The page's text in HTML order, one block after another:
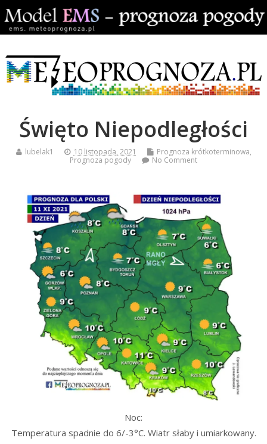
Święto Niepodległości
lubelak1 10 listopada, 2021 Prognoza krótkoterminowa,
Prognoza pogody
No Comment
Noc:
Temperatura spadnie do 6/-3°C. Wiatr słaby i umiarkowany.